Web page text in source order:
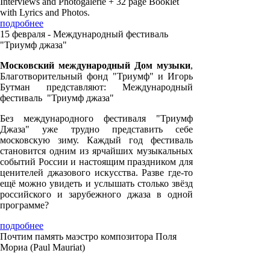
with Lyrics and Photos.
подробнее
15 февраля - Международный фестиваль
"Триумф джаза"
Московский международный Дом музыки,
Благотворительный фонд "Триумф" и Игорь
Бутман представляют: Международный
фестиваль "Триумф джаза"
Без международного фестиваля "Триумф
Джаза" уже трудно представить себе
московскую зиму. Каждый год фестиваль
становится одним из ярчайших музыкальных
событий России и настоящим праздником для
ценителей джазового искусства. Разве где-то
ещё можно увидеть и услышать столько звёзд
российского и зарубежного джаза в одной
программе?
подробнее
Почтим память маэстро композитора Поля
Мориа (Paul Mauriat)